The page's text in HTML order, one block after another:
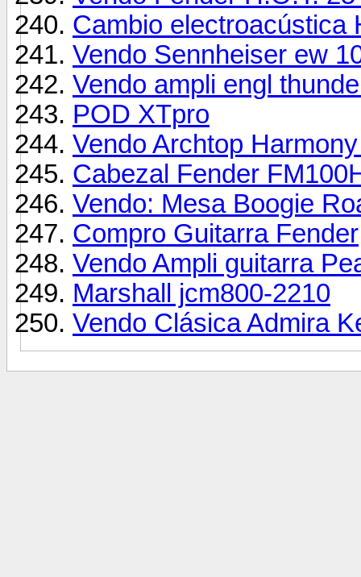
Cambio electroacústica
Vendo Sennheiser ew
Vendo ampli engl
POD XTpro
Vendo Archtop
Cabezal Fender
Vendo: Mesa Boogie
Compro Guitarra Fender
Vendo Ampli guitarra
Marshall jcm800-2210
Vendo Clásica Admira